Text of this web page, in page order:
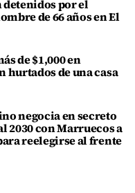
detenidos por el
de 66 años en El
de $1,000 en
hurtados de una casa
negocia en secreto
2030 con Marruecos a
reelegirse al frente